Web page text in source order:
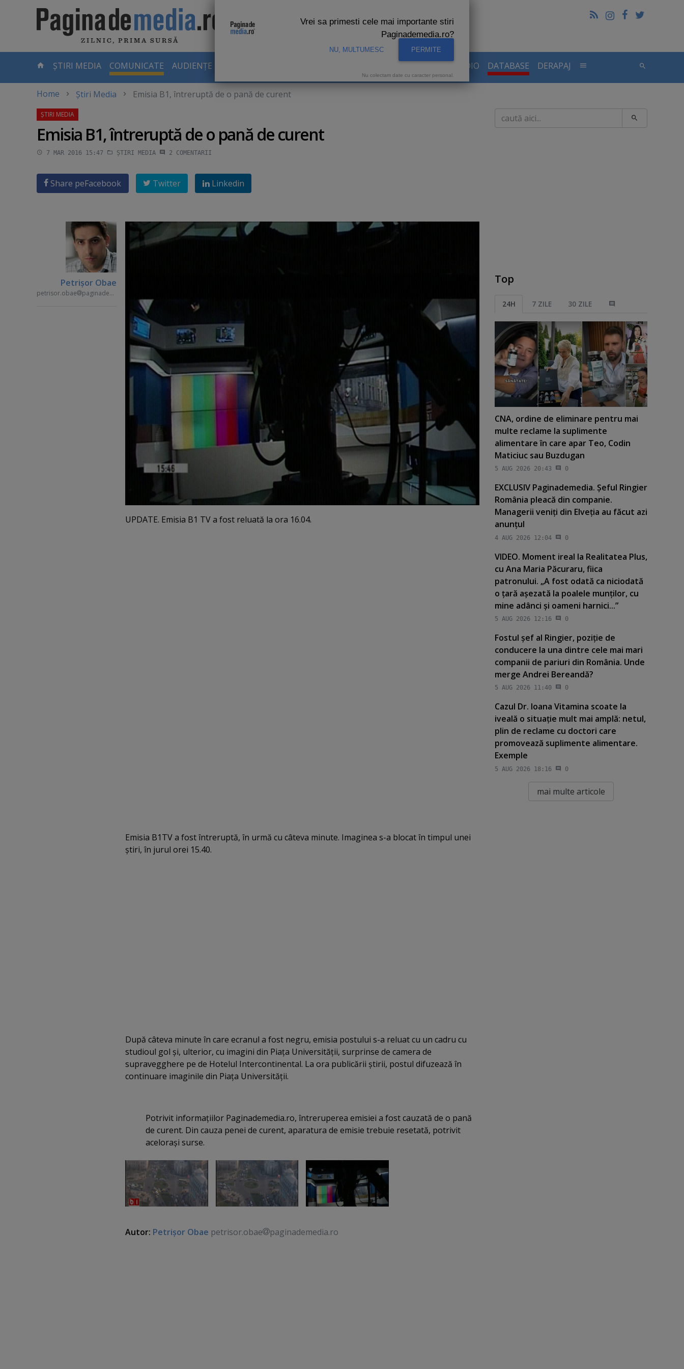
CURENTĂ
ȘTIRI MEDIA COMUNICATE AUDIENȚE TV AUDIENTE RADIO DATABASE DERAPAJ
Home Știri Media Emisia B1, întreruptă de o pană de curent
Emisia B1, întreruptă de o pană de curent
7 MAR 2016 15:47 ȘTIRI MEDIA 2 COMENTARII
Share peFacebook Twitter Linkedin
Petrişor Obae
petrisor.obae paginademedia.ro
UPDATE. Emisia B1 TV a fost reluată la ora 16.04.
Emisia B1TV a fost întreruptă, în urmă cu câteva minute. Imaginea s-a blocat în timpul unei
ştiri, în jurul orei 15.40.
După câteva minute în care ecranul a fost negru, emisia postului s-a reluat cu un cadru cu
studioul gol şi, ulterior, cu imagini din Piaţa Universităţii, surprinse de camera de
supravegghere pe de Hotelul Intercontinental. La ora publicării ştirii, postul difuzează în
continuare imaginile din Piaţa Universităţii.
Potrivit informaţiilor Paginademedia.ro, întreruperea emisiei a fost cauzată de o pană
de curent. Din cauza penei de curent, aparatura de emisie trebuie resetată, potrivit
aceloraşi surse.
Autor: Petrişor Obae petrisor.obae paginademedia.ro
Caută
Top
24H 7 ZILE 30 ZILE
CNA, ordine de eliminare pentru mai
multe reclame la suplimente
alimentare în care apar Teo, Codin
Maticiuc sau Buzdugan
5 AUG 2026 20:43 0
EXCLUSIV Paginademedia. Şeful Ringier
România pleacă din companie.
Managerii veniţi din Elveţia au făcut azi
anunţul
4 AUG 2026 12:04 0
VIDEO. Moment ireal la Realitatea Plus,
cu Ana Maria Păcuraru, fiica
patronului. „A fost odată ca niciodată
o ţară aşezată la poalele munţilor, cu
mine adânci şi oameni harnici...”
5 AUG 2026 12:16 0
Fostul şef al Ringier, poziţie de
conducere la una dintre cele mai mari
companii de pariuri din România. Unde
merge Andrei Bereandă?
5 AUG 2026 11:40 0
Cazul Dr. Ioana Vitamina scoate la
iveală o situaţie mult mai amplă: netul,
plin de reclame cu doctori care
promovează suplimente alimentare.
Exemple
5 AUG 2026 18:16 0
mai multe articole
Vrei sa primesti cele mai importante stiri
Paginademedia.ro?
NU, MULTUMESC PERMITE
Nu colectam date cu caracter personal.